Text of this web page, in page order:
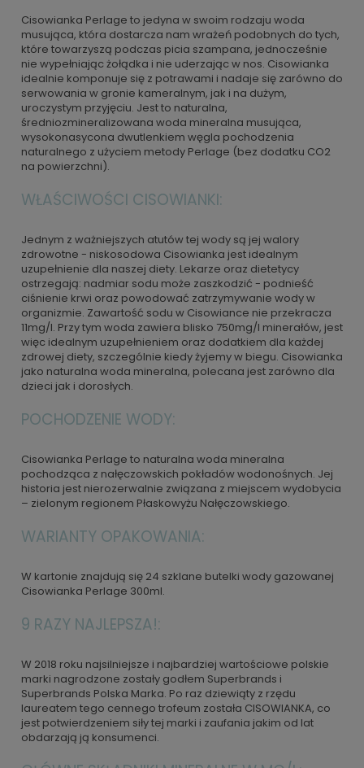
Cisowianka Perlage to jedyna w swoim rodzaju woda
musująca, która dostarcza nam wrażeń podobnych do tych,
które towarzyszą podczas picia szampana, jednocześnie
nie wypełniając żołądka i nie uderzając w nos. Cisowianka
idealnie komponuje się z potrawami i nadaje się zarówno do
serwowania w gronie kameralnym, jak i na dużym,
uroczystym przyjęciu. Jest to naturalna,
średniozmineralizowana woda mineralna musująca,
wysokonasycona dwutlenkiem węgla pochodzenia
naturalnego z użyciem metody Perlage (bez dodatku CO2
na powierzchni).
WŁAŚCIWOŚCI CISOWIANKI:
Jednym z ważniejszych atutów tej wody są jej walory
zdrowotne - niskosodowa Cisowianka jest idealnym
uzupełnienie dla naszej diety. Lekarze oraz dietetycy
ostrzegają: nadmiar sodu może zaszkodzić - podnieść
ciśnienie krwi oraz powodować zatrzymywanie wody w
organizmie. Zawartość sodu w Cisowiance nie przekracza
11mg/l. Przy tym woda zawiera blisko 750mg/l minerałów, jest
więc idealnym uzupełnieniem oraz dodatkiem dla każdej
zdrowej diety, szczególnie kiedy żyjemy w biegu. Cisowianka
jako naturalna woda mineralna, polecana jest zarówno dla
dzieci jak i dorosłych.
POCHODZENIE WODY:
Cisowianka Perlage to naturalna woda mineralna
pochodząca z nałęczowskich pokładów wodonośnych. Jej
historia jest nierozerwalnie związana z miejscem wydobycia
– zielonym regionem Płaskowyżu Nałęczowskiego.
WARIANTY OPAKOWANIA:
W kartonie znajdują się 24 szklane butelki wody gazowanej
Cisowianka Perlage 300ml.
9 RAZY NAJLEPSZA!:
W 2018 roku najsilniejsze i najbardziej wartościowe polskie
marki nagrodzone zostały godłem Superbrands i
Superbrands Polska Marka. Po raz dziewiąty z rzędu
laureatem tego cennego trofeum została CISOWIANKA, co
jest potwierdzeniem siły tej marki i zaufania jakim od lat
obdarzają ją konsumenci.